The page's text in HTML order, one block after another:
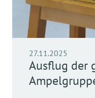
27.11.2025
Ausflug der